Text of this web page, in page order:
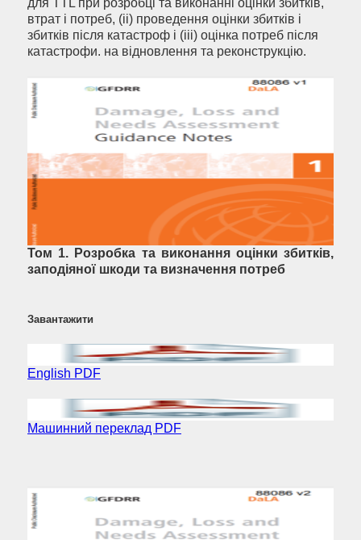
для TTL при розробці та виконанні оцінки збитків,
втрат і потреб, (ii) проведення оцінки збитків і
збитків після катастроф і (iii) оцінка потреб після
катастрофи. на відновлення та реконструкцію.
Том 1. Розробка та виконання оцінки збитків,
заподіяної шкоди та визначення потреб
Завантажити
English PDF
Машинний переклад PDF